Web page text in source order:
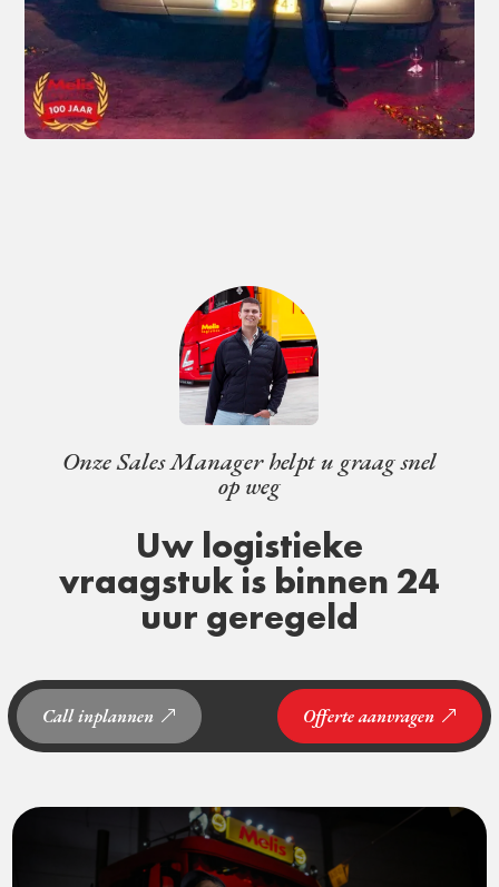
Onze Sales Manager helpt u graag snel
op weg
Uw logistieke
vraagstuk is binnen 24
uur geregeld
Call inplannen Offerte aanvragen